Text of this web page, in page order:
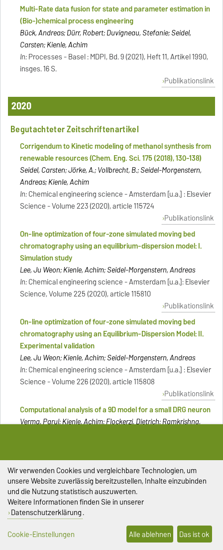
Multi-Rate data fusion for state and parameter estimation in
(Bio-)chemical process engineering
Bück, Andreas; Dürr, Robert; Duvigneau, Stefanie; Seidel,
Carsten; Kienle, Achim
In:Processes - Basel : MDPI, Bd. 9 (2021), Heft 11, Artikel 1990,
insges. 16 S.
Publikationslink
2020
Begutachteter Zeitschriftenartikel
Corrigendum to Kinetic modeling of methanol synthesis from
renewable resources (Chem. Eng. Sci. 175 (2018), 130-138)
Seidel, Carsten; Jörke, A.; Vollbrecht, B.; Seidel-Morgenstern,
Andreas; Kienle, Achim
In:Chemical engineering science - Amsterdam [u.a.] : Elsevier
Science - Volume 223 (2020), article 115724
Publikationslink
On-line optimization of four-zone simulated moving bed
chromatography using an equilibrium-dispersion model: I.
Simulation study
Lee, Ju Weon; Kienle, Achim; Seidel-Morgenstern, Andreas
In:Chemical engineering science - Amsterdam [u.a.]: Elsevier
Science, Volume 225 (2020), article 115810
Publikationslink
On-line optimization of four-zone simulated moving bed
chromatography using an Equilibrium-Dispersion Model: II.
Experimental validation
Lee, Ju Weon; Kienle, Achim; Seidel-Morgenstern, Andreas
In:Chemical engineering science - Amsterdam [u.a.] : Elsevier
Science - Volume 226 (2020), article 115808
Publikationslink
Computational analysis of a 9D model for a small DRG neuron
Verma, Parul; Kienle, Achim; Flockerzi, Dietrich; Ramkrishna,
Springer Science + Business Media B.V, Bd. 48 (2020), S. 429-
444
Publikationslink
Examining sodium and potassium channel conductances
involved in hyperexcitability of chemotherapy-induced
peripheral neuropathy - a mathematical and cell culture-
based study
Verma, Parul; Eaton, Muriel; Kienle, Achim; Flockerzi, Dietrich;
Wir verwenden Cookies und vergleichbare Technologien, um
unsere Website zuverlässig bereitzustellen, Inhalte einzubinden
und die Nutzung statistisch auszuwerten.
Weitere Informationen finden Sie in unserer
Datenschutzerklärung.
Cookie-Einstellungen
Alle ablehnen Das ist ok